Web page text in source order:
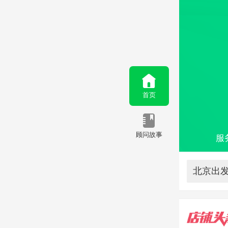
首页
顾问故事 服
北京出